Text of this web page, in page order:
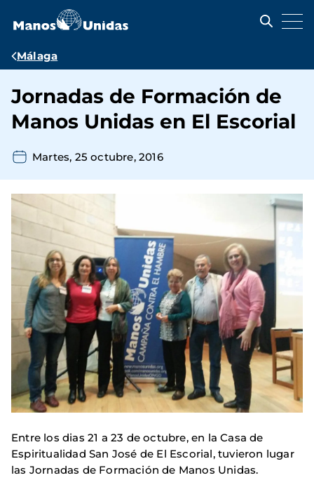
contenido
Ruta
navegación
Málaga
Jornadas de Formación de
Manos Unidas en El Escorial
Martes, 25 octubre, 2016
Entre los dias 21 a 23 de octubre, en la Casa de
Espiritualidad San José de El Escorial, tuvieron lugar
las Jornadas de Formación de Manos Unidas.